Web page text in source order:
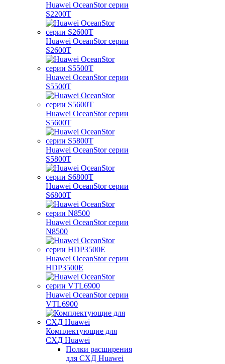
Huawei OceanStor серии
S2200T
Huawei OceanStor серии
S2600T
Huawei OceanStor серии
S5500T
Huawei OceanStor серии
S5600T
Huawei OceanStor серии
S5800T
Huawei OceanStor серии
S6800T
Huawei OceanStor серии
N8500
Huawei OceanStor серии
HDP3500E
Huawei OceanStor серии
VTL6900
Комплектующие для
СХД Huawei
Полки расширения
для СХД Huawei